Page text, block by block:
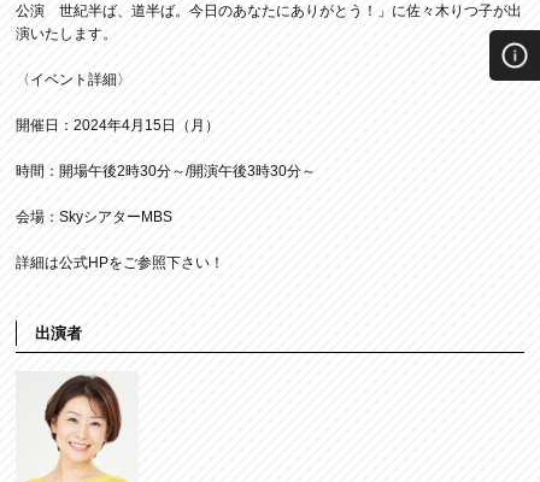
公演 世紀半ば、道半ば。今日のあなたにありがとう！」に佐々木りつ子が出
演いたします。
〈イベント詳細〉
開催日：2024年4月15日（月）
時間：開場午後2時30分～/開演午後3時30分～
会場：SkyシアターMBS
詳細は公式HPをご参照下さい！
出演者